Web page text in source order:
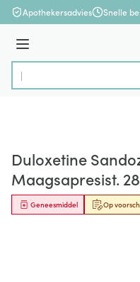
Ga naar de inhoud
Apothekersadvies Snelle
Menu
Product, merk, categorie...
Duloxetine
Maagsapresist. 28
Op
Geneesmiddel